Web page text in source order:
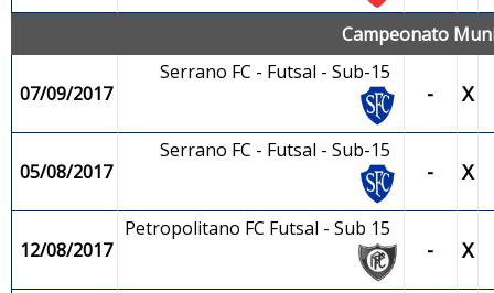
Campeonato
07/09/2017
Serrano FC - Futsal - Sub-15
- X
05/08/2017
Serrano FC - Futsal - Sub-15
- X
12/08/2017
Petropolitano FC Futsal - Sub 15
- X